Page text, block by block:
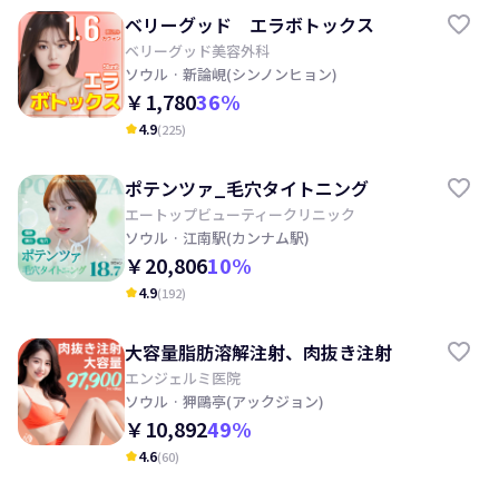
ベリーグッド エラボトックス
ベリーグッド美容外科
ソウル · 新論峴(シンノンヒョン)
￥1,78036%
kid_star4.9(225)
ポテンツァ_毛穴タイトニング
エートップビューティークリニック
ソウル · 江南駅(カンナム駅)
￥20,80610%
kid_star4.9(192)
大容量脂肪溶解注射、肉抜き注射
エンジェルミ医院
ソウル · 狎鷗亭(アックジョン)
￥10,89249%
kid_star4.6(60)